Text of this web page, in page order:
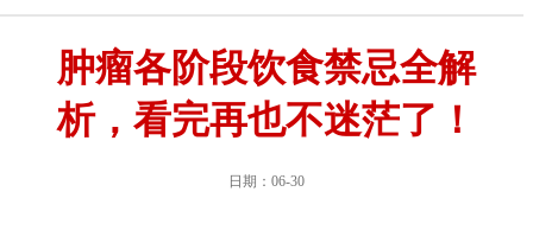
肿瘤各阶段饮食禁忌全解
析，看完再也不迷茫了！
日期：06-30